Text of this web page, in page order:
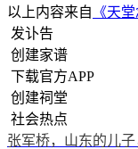
以上内容来自 《天
发讣告
创建家谱
下载官方APP
创建祠堂
社会热点
张军桥，山东的儿子